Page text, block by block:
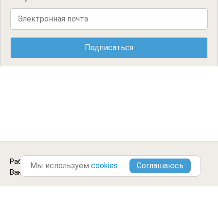
Работа распиловщиком в Слюдянке. Городские
Вакансии ©2013-2026
Мы используем cookies